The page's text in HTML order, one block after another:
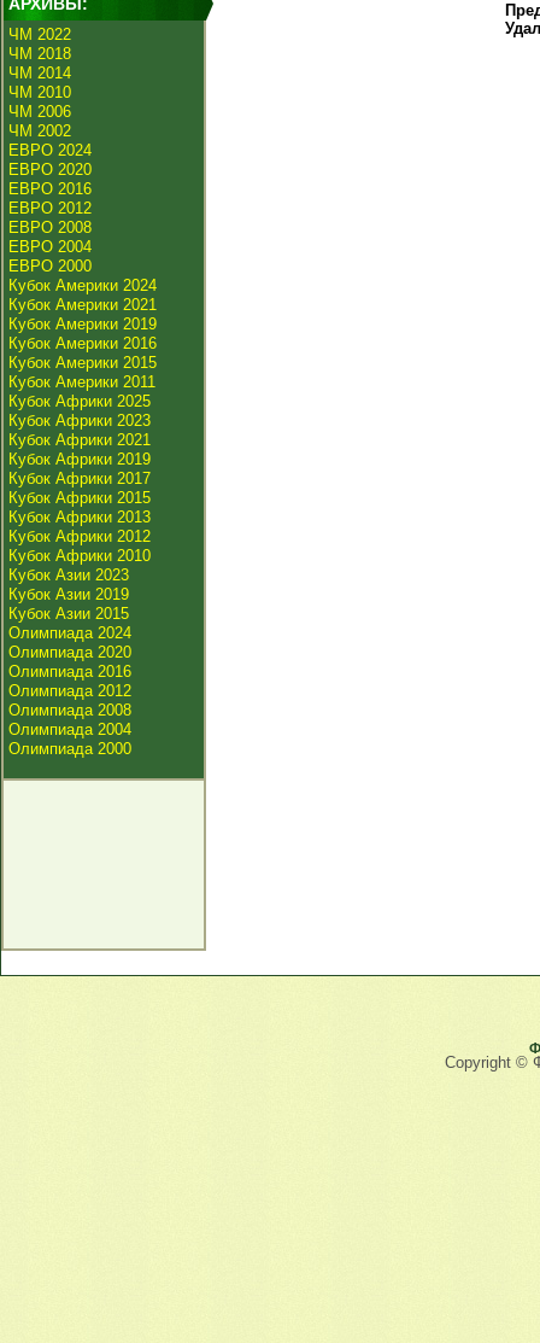
ЧМ 2022
ЧМ 2018
ЧМ 2014
ЧМ 2010
ЧМ 2006
ЧМ 2002
ЕВРО 2024
ЕВРО 2020
ЕВРО 2016
ЕВРО 2012
ЕВРО 2008
ЕВРО 2004
ЕВРО 2000
Кубок Америки 2024
Кубок Америки 2021
Кубок Америки 2019
Кубок Америки 2016
Кубок Америки 2015
Кубок Америки 2011
Кубок Африки 2025
Кубок Африки 2023
Кубок Африки 2021
Кубок Африки 2019
Кубок Африки 2017
Кубок Африки 2015
Кубок Африки 2013
Кубок Африки 2012
Кубок Африки 2010
Кубок Азии 2023
Кубок Азии 2019
Кубок Азии 2015
Олимпиада 2024
Олимпиада 2020
Олимпиада 2016
Олимпиада 2012
Олимпиада 2008
Олимпиада 2004
Олимпиада 2000
Copyright ©